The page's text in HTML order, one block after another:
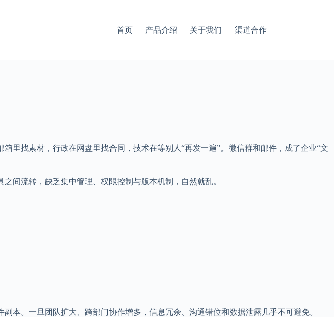
首页 产品介绍 关于我们 渠道合作
找素材，行政在网盘里找合同，技术在等别人“再发一遍”。微信群和邮件，成了企业“文
间流转，缺乏集中管理、权限控制与版本机制，自然就乱。
本。一旦团队扩大、跨部门协作增多，信息冗余、沟通错位和数据泄露几乎不可避免。